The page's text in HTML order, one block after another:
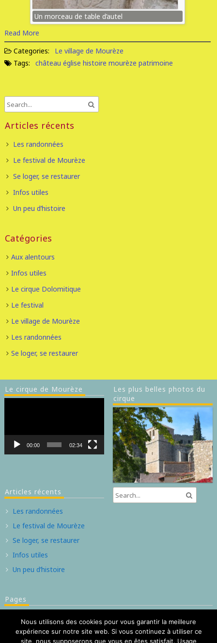
Un morceau de table d’autel
Read More
Categories:
Le village de Mourèze
Tags:
château église histoire mourèze patrimoine
Articles récents
Les randonnées
Le festival de Mourèze
Se loger, se restaurer
Infos utiles
Un peu d’histoire
Catégories
Aux alentours
Infos utiles
Le cirque Dolomitique
Le festival
Le village de Mourèze
Les randonnées
Se loger, se restaurer
Le cirque de Mourèze
00:00 02:34
Les plus belles photos du
cirque
Articles récents
Les randonnées
Le festival de Mourèze
Se loger, se restaurer
Infos utiles
Un peu d’histoire
Pages
Contact
Bienvenue au village de Mourèze et son cirque dolomitique
Nous utilisons des cookies pour vous garantir la meilleure
expérience sur notre site web. Si vous continuez à utiliser ce
site, nous supposerons que vous en êtes satisfait. Usage